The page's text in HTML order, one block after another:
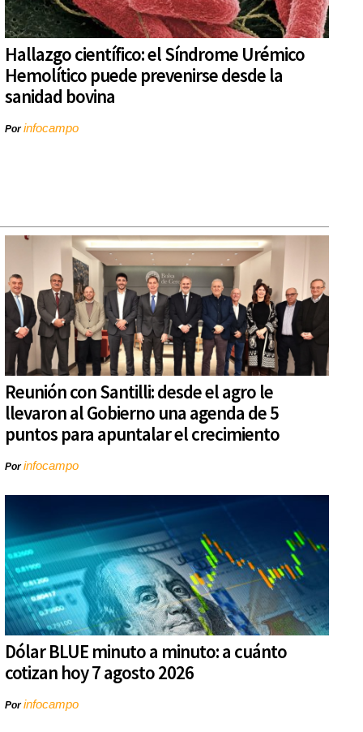
Hallazgo científico: el Síndrome Urémico
Hemolítico puede prevenirse desde la
sanidad bovina
Porinfocampo
Reunión con Santilli: desde el agro le
llevaron al Gobierno una agenda de 5
puntos para apuntalar el crecimiento
Porinfocampo
Dólar BLUE minuto a minuto: a cuánto
cotizan hoy 7 agosto 2026
Porinfocampo